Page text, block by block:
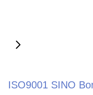
ISO9001 SINO